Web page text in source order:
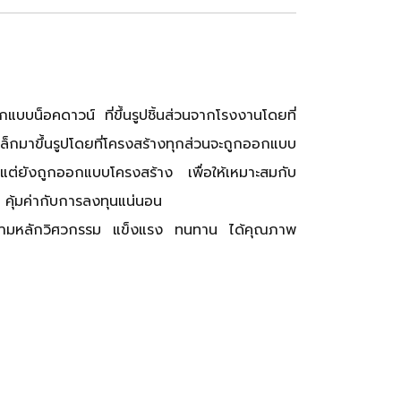
กแบบน็อคดาวน์ ที่ขึ้นรูปชิ้นส่วนจากโรงงานโดยที่
กมาขึ้นรูปโดยที่โครงสร้างทุกส่วนจะถูกออกแบบ
ยังถูกออกแบบโครงสร้าง เพื่อให้เหมาะสมกับ
คุ้มค่ากับการลงทุนแน่นอน
ามหลักวิศวกรรม แข็งแรง ทนทาน ได้คุณภาพ